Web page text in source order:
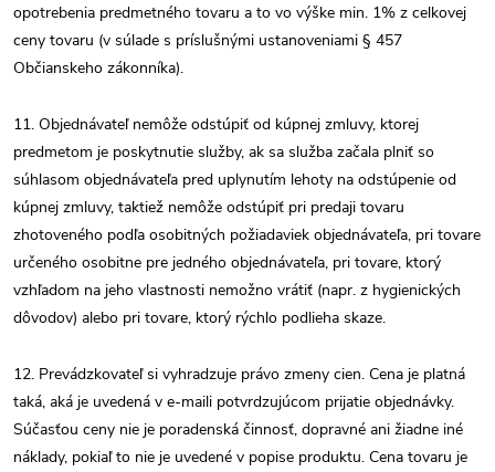
opotrebenia predmetného tovaru a to vo výške min. 1% z celkovej
ceny tovaru (v súlade s príslušnými ustanoveniami § 457
Občianskeho zákonníka).
11. Objednávateľ nemôže odstúpiť od kúpnej zmluvy, ktorej
predmetom je poskytnutie služby, ak sa služba začala plniť so
súhlasom objednávateľa pred uplynutím lehoty na odstúpenie od
kúpnej zmluvy, taktiež nemôže odstúpiť pri predaji tovaru
zhotoveného podľa osobitných požiadaviek objednávateľa, pri tovare
určeného osobitne pre jedného objednávateľa, pri tovare, ktorý
vzhľadom na jeho vlastnosti nemožno vrátiť (napr. z hygienických
dôvodov) alebo pri tovare, ktorý rýchlo podlieha skaze.
12. Prevádzkovateľ si vyhradzuje právo zmeny cien. Cena je platná
taká, aká je uvedená v e-maili potvrdzujúcom prijatie objednávky.
Súčasťou ceny nie je poradenská činnosť, dopravné ani žiadne iné
náklady, pokiaľ to nie je uvedené v popise produktu. Cena tovaru je